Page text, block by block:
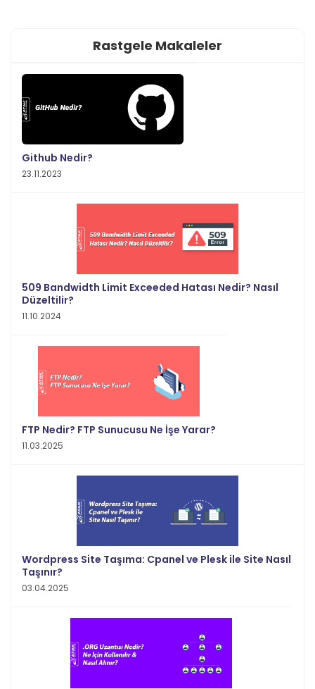
Rastgele Makaleler
Github Nedir?
23.11.2023
509 Bandwidth Limit Exceeded Hatası Nedir? Nasıl
Düzeltilir?
11.10.2024
FTP Nedir? FTP Sunucusu Ne İşe Yarar?
11.03.2025
Wordpress Site Taşıma: Cpanel ve Plesk ile Site Nasıl
Taşınır?
03.04.2025